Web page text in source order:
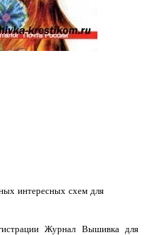
интересных схем для
Журнал Вышивка для